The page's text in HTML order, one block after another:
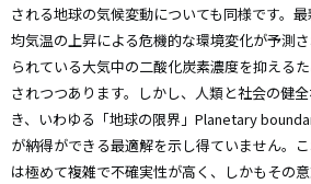
される地球の気候変動についても同様です。
均気温の上昇による危機的な環境変化が予測
られている大気中の二酸化炭素濃度を抑える
されつつあります。しかし、人類と社会の健
き、いわゆる「地球の限界」Planetary
が納得ができる最適解を示し得ていません。
は極めて複雑で不確実性が高く、しかもその